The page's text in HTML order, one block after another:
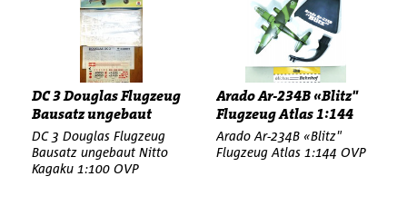
DC 3 Douglas Flugzeug
Bausatz ungebaut
Nitto...
DC 3 Douglas Flugzeug
Bausatz ungebaut Nitto
Kagaku 1:100 OVP
Arado Ar-234B «Blitz"
Flugzeug Atlas 1:144
OVP...
Arado Ar-234B «Blitz"
Flugzeug Atlas 1:144 OVP